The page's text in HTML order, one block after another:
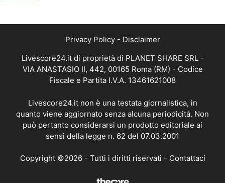
Privacy Policy- Disclaimer
Livescore24.it di proprietà di PLANET SHARE SRL -
VIA ANASTASIO II, 442, 00165 Roma (RM) - Codice
Fiscale e Partita I.V.A. 13461621008
Livescore24.it non è una testata giornalistica, in
quanto viene aggiornato senza alcuna periodicità. Non
può pertanto considerarsi un prodotto editoriale ai
sensi della legge n. 62 del 07.03.2001
Copyright ©2026 - Tutti i diritti riservati - Contattaci